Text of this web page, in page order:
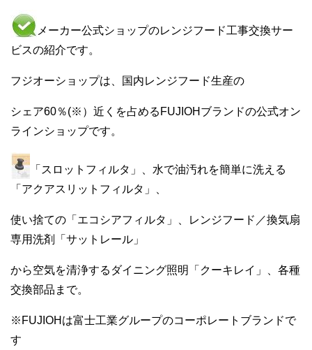
メーカー公式ショップのレンジフード工事交換サー
ビスの紹介です。
フジオーショップは、国内レンジフード生産の
シェア60％(※）近くを占めるFUJIOHブランドの公式オン
ラインショップです。
「スロットフィルタ」、水で油汚れを簡単に洗える
「アクアスリットフィルタ」、
使い捨ての「エコシアフィルタ」、レンジフード／換気扇
専用洗剤「サットレール」
から空気を清浄するダイニング照明「クーキレイ」、各種
交換部品まで。
※FUJIOHは富士工業グループのコーポレートブランドで
す